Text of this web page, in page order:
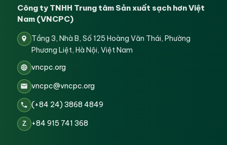
Công ty TNHH Trung tâm Sản xuất sạch hơn Việt
Nam (VNCPC)
Tầng 3, Nhà B, Số 125 Hoàng Văn Thái, Phường
Phương Liệt, Hà Nội, Việt Nam
vncpc.org
vncpc@vncpc.org
(+84 24) 3868 4849
Z +84 915 741 368